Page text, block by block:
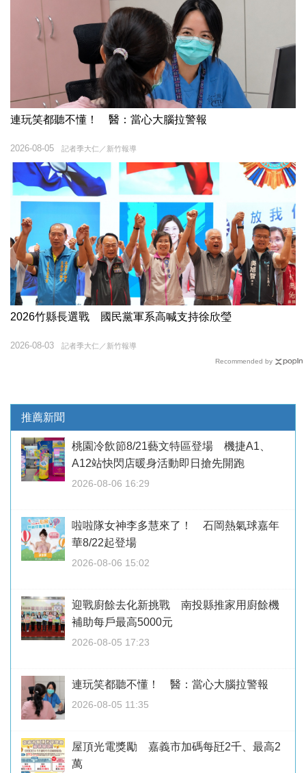
連玩笑都聽不懂！ 醫：當心大腦拉警報
記者季大仁／新竹報導
2026-08-05
2026竹縣長選戰 國民黨軍系高喊支持徐欣瑩
記者季大仁／新竹報導
2026-08-03
Recommended by
推薦新聞
桃園冷飲節8/21藝文特區登場 機捷A1、
A12站快閃店暖身活動即日搶先開跑
2026-08-06 16:29
啦啦隊女神李多慧來了！ 石岡熱氣球嘉年
華8/22起登場
2026-08-06 15:02
迎戰廚餘去化新挑戰 南投縣推家用廚餘機
補助每戶最高5000元
2026-08-05 17:23
連玩笑都聽不懂！ 醫：當心大腦拉警報
2026-08-05 11:35
屋頂光電獎勵 嘉義市加碼每瓩2千、最高2
萬